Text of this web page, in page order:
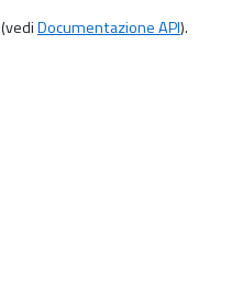
(vediDocumentazione API).